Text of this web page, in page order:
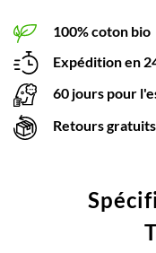
100% coton bio
Expédition en
60 jours pour
Retours gratuits